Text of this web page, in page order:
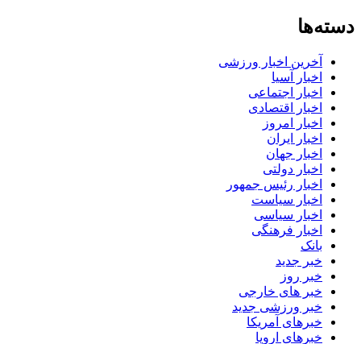
دسته‌ها
آخرین اخبار ورزشی
اخبار آسیا
اخبار اجتماعی
اخبار اقتصادی
اخبار امروز
اخبار ایران
اخبار جهان
اخبار دولتی
اخبار رئیس جمهور
اخبار سیاست
اخبار سیاسی
اخبار فرهنگی
بانک
خبر جدید
خبر روز
خبر های خارجی
خبر ورزشی جدید
خبرهای آمریکا
خبرهای اروپا